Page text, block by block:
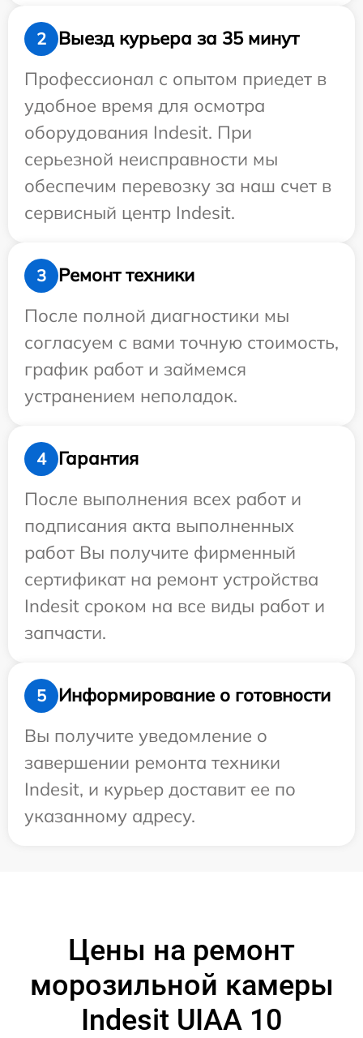
2
Выезд курьера за 35 минут
Профессионал с опытом приедет в
удобное время для осмотра
оборудования Indesit. При
серьезной неисправности мы
обеспечим перевозку за наш счет в
сервисный центр Indesit.
3
Ремонт техники
После полной диагностики мы
согласуем с вами точную стоимость,
график работ и займемся
устранением неполадок.
4
Гарантия
После выполнения всех работ и
подписания акта выполненных
работ Вы получите фирменный
сертификат на ремонт устройства
Indesit сроком на все виды работ и
запчасти.
5
Информирование о готовности
Вы получите уведомление о
завершении ремонта техники
Indesit, и курьер доставит ее по
указанному адресу.
Цены на ремонт
морозильной камеры
Indesit UIAA 10